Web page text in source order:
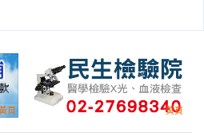
立即報價